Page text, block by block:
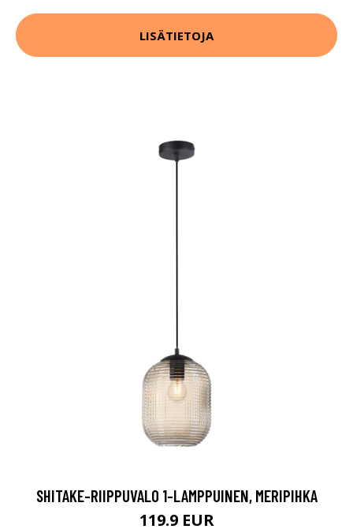
LISÄTIETOJA
SHITAKE-RIIPPUVALO 1-LAMPPUINEN, MERIPIHKA
119.9 EUR